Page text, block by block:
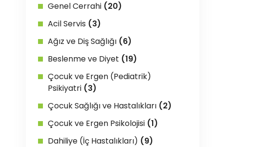
Genel Cerrahi (20)
Acil Servis (3)
Ağız ve Diş Sağlığı (6)
Beslenme ve Diyet (19)
Çocuk ve Ergen (Pediatrik)
Psikiyatri (3)
Çocuk Sağlığı ve Hastalıkları (2)
Çocuk ve Ergen Psikolojisi (1)
Dahiliye (İç Hastalıkları) (9)